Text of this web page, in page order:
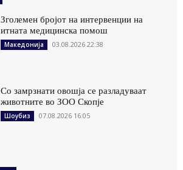
Зголемен бројот на интервенции на
итната медицинска помош
Македонија 03.08.2026 22:38
Со замрзнати овошја се разладуваат
животните во ЗОО Скопје
Шоубиз 07.08.2026 16:05